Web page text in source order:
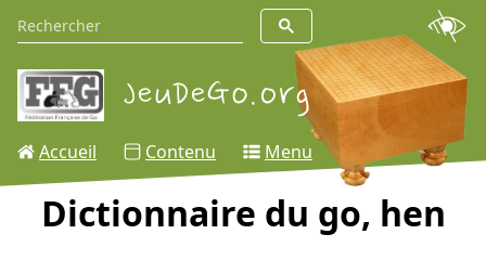
Accueil Contenu Menu
Dictionnaire du go, hen